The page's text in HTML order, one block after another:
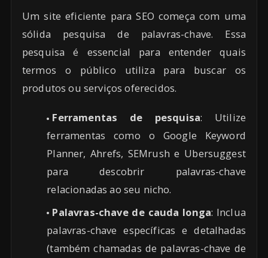
Um site eficiente para SEO começa com uma
sólida pesquisa de palavras-chave. Essa
pesquisa é essencial para entender quais
termos o público utiliza para buscar os
produtos ou serviços oferecidos.
Ferramentas de pesquisa: Utilize
ferramentas como o Google Keyword
Planner, Ahrefs, SEMrush e Ubersuggest
para descobrir palavras-chave
relacionadas ao seu nicho.
Palavras-chave de cauda longa: Inclua
palavras-chave específicas e detalhadas
(também chamadas de palavras-chave de